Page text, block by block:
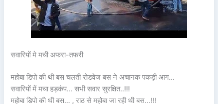
सवारियों मे मची अफरा-तफरी
महोबा डिपो की थी बस चलती रोडवेज बस ने अचानक पकड़ी आग…
सवारियों में मचा हड़कंप… सभी सवार सुरक्षित..!!!
महोबा डिपो की थी बस… , राठ से महोबा जा रही थी बस…!!!